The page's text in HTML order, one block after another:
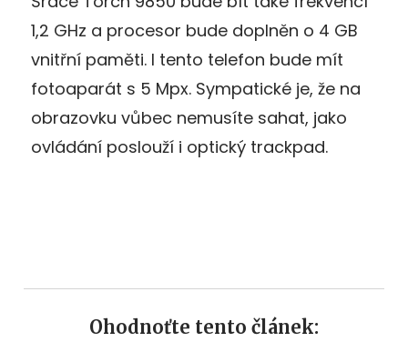
1,2 GHz a procesor bude doplněn o 4 GB
vnitřní paměti. I tento telefon bude mít
fotoaparát s 5 Mpx. Sympatické je, že na
obrazovku vůbec nemusíte sahat, jako
ovládání poslouží i optický trackpad.
Ohodnoťte tento článek: